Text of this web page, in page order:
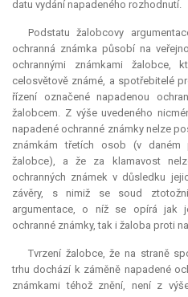
datu vydání napadeného rozhodnutí.
Podstatu žalobcovy
ochranná známka působí na
ochrannými známkami
celosvětově známé, a spotřebitelé
řízení označené napadenou
žalobcem. Z výše uvedeného
napadené ochranné známky nelze
známkám třetích osob (v daném
žalobce), a že za klamavost
ochranných známek v důsledku
závěry, s nimiž se soud
argumentace, o níž se opírá jak
ochranné známky, tak i žaloba proti
Tvrzení žalobce, že na straně
trhu dochází k záměně napadené
známkami téhož znění, není z